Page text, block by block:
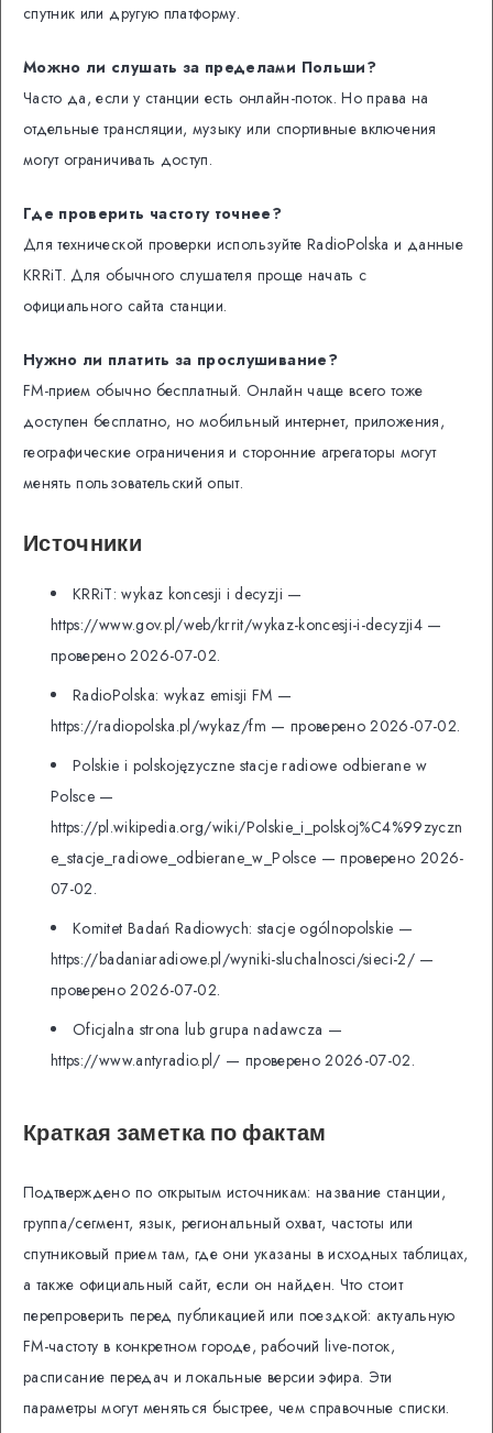
спутник или другую платформу.
Можно ли слушать за пределами Польши?
Часто да, если у станции есть онлайн-поток. Но права на
отдельные трансляции, музыку или спортивные включения
могут ограничивать доступ.
Где проверить частоту точнее?
Для технической проверки используйте RadioPolska и данные
KRRiT. Для обычного слушателя проще начать с
официального сайта станции.
Нужно ли платить за прослушивание?
FM-прием обычно бесплатный. Онлайн чаще всего тоже
доступен бесплатно, но мобильный интернет, приложения,
географические ограничения и сторонние агрегаторы могут
менять пользовательский опыт.
Источники
KRRiT: wykaz koncesji i decyzji —
https://www.gov.pl/web/krrit/wykaz-koncesji-i-decyzji4 —
проверено 2026-07-02.
RadioPolska: wykaz emisji FM —
https://radiopolska.pl/wykaz/fm — проверено 2026-07-02.
Polskie i polskojęzyczne stacje radiowe odbierane w
Polsce —
https://pl.wikipedia.org/wiki/Polskie_i_polskoj%C4%99zyczn
e_stacje_radiowe_odbierane_w_Polsce — проверено 2026-
07-02.
Komitet Badań Radiowych: stacje ogólnopolskie —
https://badaniaradiowe.pl/wyniki-sluchalnosci/sieci-2/ —
проверено 2026-07-02.
Oficjalna strona lub grupa nadawcza —
https://www.antyradio.pl/ — проверено 2026-07-02.
Краткая заметка по фактам
Подтверждено по открытым источникам: название станции,
группа/сегмент, язык, региональный охват, частоты или
спутниковый прием там, где они указаны в исходных таблицах,
а также официальный сайт, если он найден. Что стоит
перепроверить перед публикацией или поездкой: актуальную
FM-частоту в конкретном городе, рабочий live-поток,
расписание передач и локальные версии эфира. Эти
параметры могут меняться быстрее, чем справочные списки.